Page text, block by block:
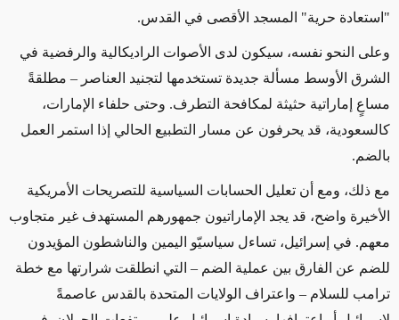
"استعادة حرية" المسجد الأقصى في القدس.
وعلى النحو نفسه، سيكون لدى الأصوات الراديكالية والرفضية في
الشرق الأوسط مسألة جديدة تستخدمها لتجنيد العناصر – مطلقةً
مساعٍ إماراتية حثيثة لمكافحة التطرف. وحتى حلفاء الإمارات،
كالسعودية، قد يحرفون عن مسار التطبيع الحالي إذا استمر العمل
بالضم.
مع ذلك، ومع أن تعليل الحسابات السياسية للتصريحات الأمريكية
الأخيرة واضح، قد يجد الإماراتيون جمهورهم المستهدف غير متجاوب
معهم. في إسرائيل، تساءل سياسيّو اليمين والناشطون المؤيدون
للضم عن الفارق بين عملية الضم – التي انطلقت شرارتها مع خطة
ترامب للسلام – واعتراف الولايات المتحدة بالقدس عاصمةً